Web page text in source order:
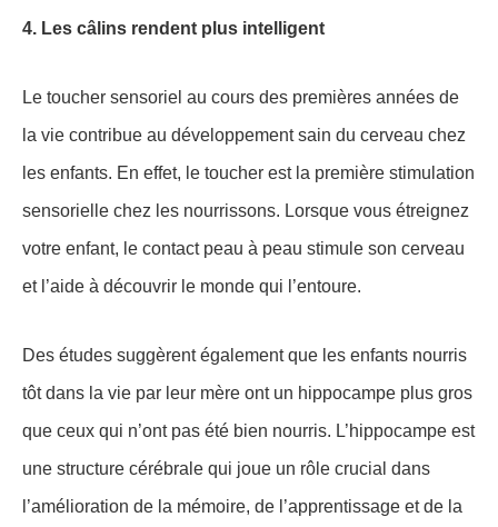
4. Les câlins rendent plus intelligent
Le toucher sensoriel au cours des premières années de
la vie contribue au développement sain du cerveau chez
les enfants. En effet, le toucher est la première stimulation
sensorielle chez les nourrissons. Lorsque vous étreignez
votre enfant, le contact peau à peau stimule son cerveau
et l’aide à découvrir le monde qui l’entoure.
Des études suggèrent également que les enfants nourris
tôt dans la vie par leur mère ont un hippocampe plus gros
que ceux qui n’ont pas été bien nourris. L’hippocampe est
une structure cérébrale qui joue un rôle crucial dans
l’amélioration de la mémoire, de l’apprentissage et de la